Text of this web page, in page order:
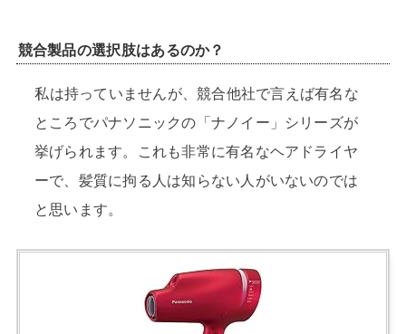
競合製品の選択肢はあるのか？
私は持っていませんが、競合他社で言えば有名な
ところでパナソニックの「ナノイー」シリーズが
挙げられます。これも非常に有名なヘアドライヤ
ーで、髪質に拘る人は知らない人がいないのでは
と思います。